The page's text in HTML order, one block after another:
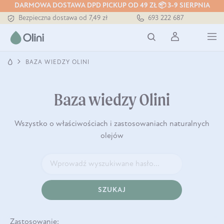
DARMOWA DOSTAWA DPD PICKUP OD 49 ZŁ 📦 3-9 SIERPNIA
Bezpieczna dostawa od 7,49 zł
Darmowa dostawa od 199 zł
Tłoczony zawsze na zimno
693 222 687
BAZA WIEDZY OLINI
Baza wiedzy Olini
Wszystko o właściwościach i zastosowaniach naturalnych
olejów
SZUKAJ
Zastosowanie: